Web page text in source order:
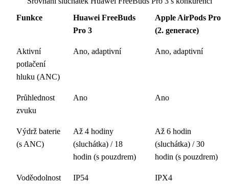
Funkce
Huawei FreeBuds
Pro 3
Apple AirPods Pro
(2. generace)
Aktivní
potlačení
hluku (ANC)
Ano, adaptivní Ano, adaptivní
Průhlednost
zvuku
Ano Ano
Výdrž baterie
(s ANC)
Až 4 hodiny
(sluchátka) / 18
hodin (s pouzdrem)
Až 6 hodin
(sluchátka) / 30
hodin (s pouzdrem)
Voděodolnost IP54 IPX4